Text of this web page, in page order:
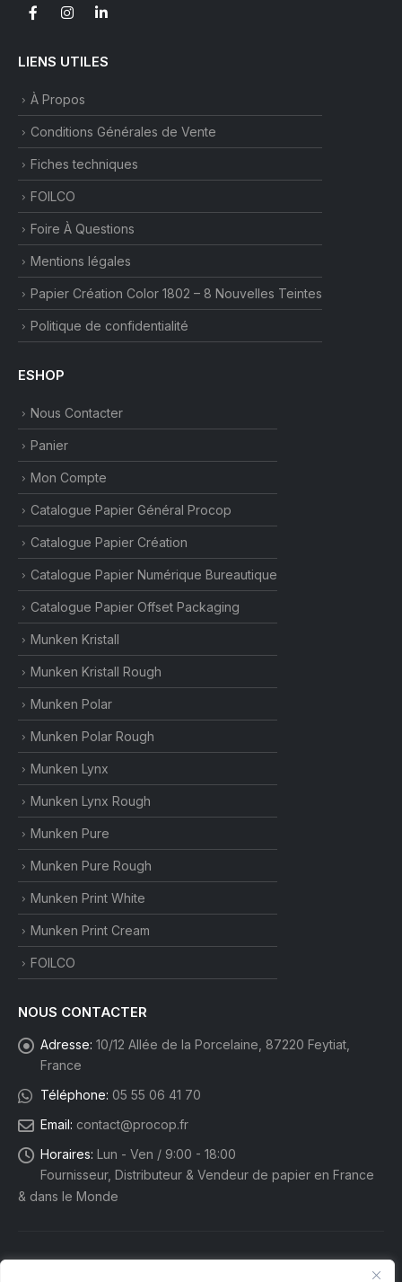
LIENS UTILES
À Propos
Conditions Générales de Vente
Fiches techniques
FOILCO
Foire À Questions
Mentions légales
Papier Création Color 1802 – 8 Nouvelles Teintes
Politique de confidentialité
ESHOP
Nous Contacter
Panier
Mon Compte
Catalogue Papier Général Procop
Catalogue Papier Création
Catalogue Papier Numérique Bureautique
Catalogue Papier Offset Packaging
Munken Kristall
Munken Kristall Rough
Munken Polar
Munken Polar Rough
Munken Lynx
Munken Lynx Rough
Munken Pure
Munken Pure Rough
Munken Print White
Munken Print Cream
FOILCO
NOUS CONTACTER
Adresse: 10/12 Allée de la Porcelaine, 87220 Feytiat,
France
Téléphone: 05 55 06 41 70
Email: contact@procop.fr
Horaires: Lun - Ven / 9:00 - 18:00
Fournisseur, Distributeur & Vendeur de papier en France
& dans le Monde